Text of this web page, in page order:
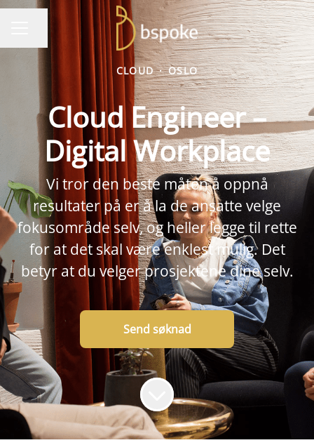
KARRIEREMENY
CLOUD · OSLO
Cloud Engineer –
Digital Workplace
Vi tror den beste måten å oppnå
resultater på er å la de ansatte velge
fokusområde selv, og heller legge til rette
for at det skal være enklest mulig. Det
betyr at du velger prosjektene dine selv.
Send søknad